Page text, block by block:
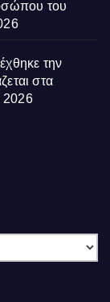
του
την
στα
2026